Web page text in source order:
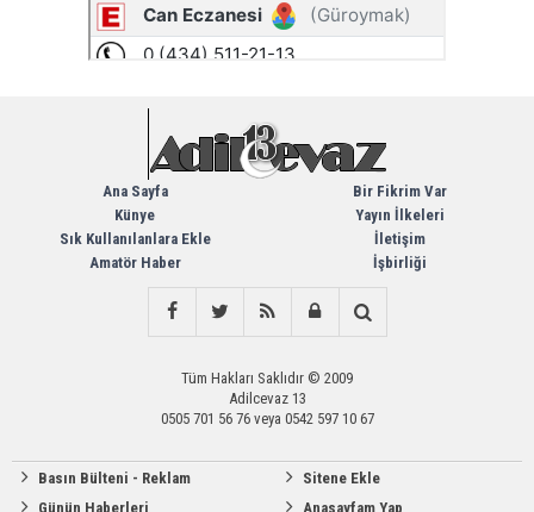
Ana Sayfa
Künye
Sık Kullanılanlara Ekle
Amatör Haber
Bir Fikrim Var
Yayın İlkeleri
İletişim
İşbirliği
Tüm Hakları Saklıdır © 2009
Adilcevaz 13
0505 701 56 76 veya 0542 597 10 67
Basın Bülteni - Reklam
Günün Haberleri
Sitene Ekle
Anasayfam Yap